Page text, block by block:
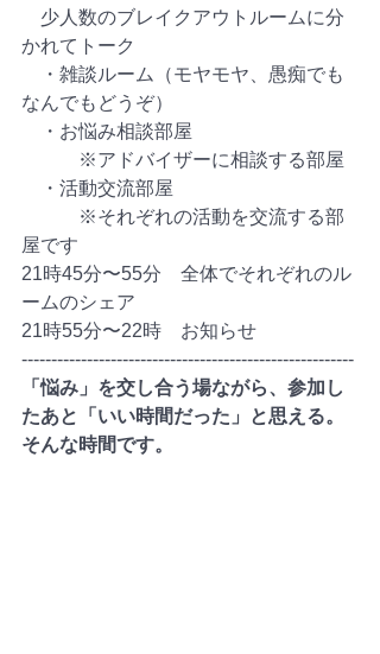
少人数のブレイクアウトルームに分
かれてトーク
・雑談ルーム（モヤモヤ、愚痴でも
なんでもどうぞ）
・お悩み相談部屋
※アドバイザーに相談する部屋
・活動交流部屋
※それぞれの活動を交流する部
屋です
21時45分〜55分　全体でそれぞれのル
ームのシェア
21時55分〜22時　お知らせ
--------------------------------------------------------
「悩み」を交し合う場ながら、参加し
たあと「いい時間だった」と思える。
そんな時間です。